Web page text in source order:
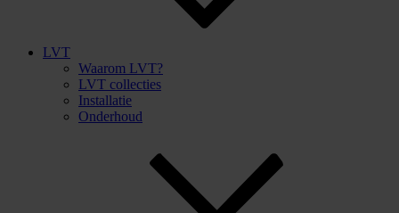
LVT
Waarom LVT?
LVT collecties
Installatie
Onderhoud